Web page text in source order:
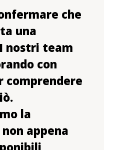
che
una
I nostri team
con
comprendere
la
appena